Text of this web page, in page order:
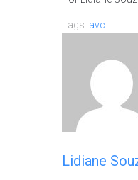
Tags: avc
Lidiane